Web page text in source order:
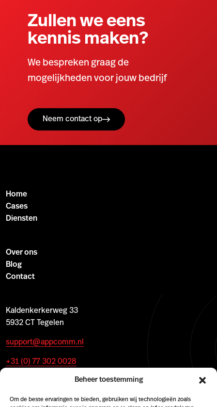
Beheer toestemming
Om de beste ervaringen te bieden, gebruiken wij technologieën zoals
Zullen we eens
kennis maken?
We bespreken graag de
mogelijkheden voor jouw bedrijf
Neem contact op
Home
Cases
Diensten
Over ons
Blog
Contact
Kaldenkerkerweg 33
5932 CT Tegelen
support@appcomm.nl
+31 (0) 77 302 0028